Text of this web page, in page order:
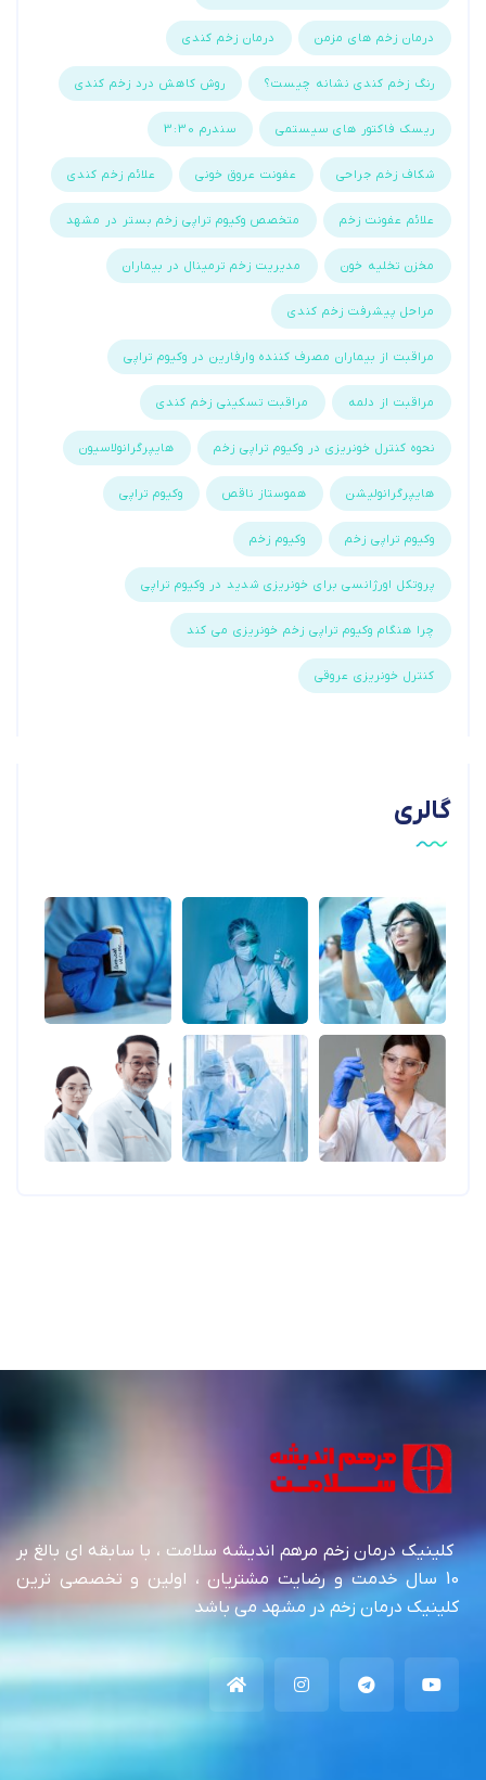
درمان زخم های مزمن درمان زخم کندی
رنگ زخم کندی نشانه چیست؟ روش کاهش درد زخم کندی
ریسک فاکتور های سیستمی سندرم 3:30
شکاف زخم جراحی عفونت عروق خونی علائم زخم کندی
علائم عفونت زخم متخصص وکیوم تراپی زخم بستر در مشهد
مخزن تخلیه خون مدیریت زخم ترمینال در بیماران
مراحل پیشرفت زخم کندی
مراقبت از بیماران مصرف کننده وارفارین در وکیوم تراپی
مراقبت از دلمه مراقبت تسکینی زخم کندی
نحوه کنترل خونریزی در وکیوم تراپی زخم هایپرگرانولاسیون
هایپرگرانولیشن هموستاز ناقص وکیوم تراپی
وکیوم تراپی زخم وکیوم زخم
پروتکل اورژانسی برای خونریزی شدید در وکیوم تراپی
چرا هنگام وکیوم تراپی زخم خونریزی می کند
کنترل خونریزی عروقی
گالری
کلینیک درمان زخم مرهم اندیشه سلامت ، با سابقه ای بالغ بر
10 سال خدمت و رضایت مشتریان ، اولین و تخصصی ترین
کلینیک درمان زخم در مشهد می باشد